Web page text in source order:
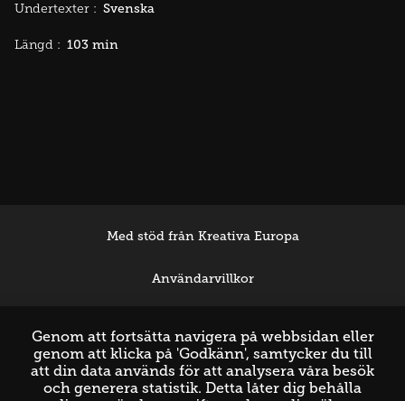
Undertexter : Svenska
Längd : 103 min
Med stöd från Kreativa Europa
Användarvillkor
Genom att fortsätta navigera på webbsidan eller
genom att klicka på 'Godkänn', samtycker du till
att din data används för att analysera våra besök
och generera statistik. Detta låter dig behålla